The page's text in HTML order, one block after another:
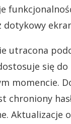
dotykowy
utracona
się
momencie.
chroniony
Aktualizacje